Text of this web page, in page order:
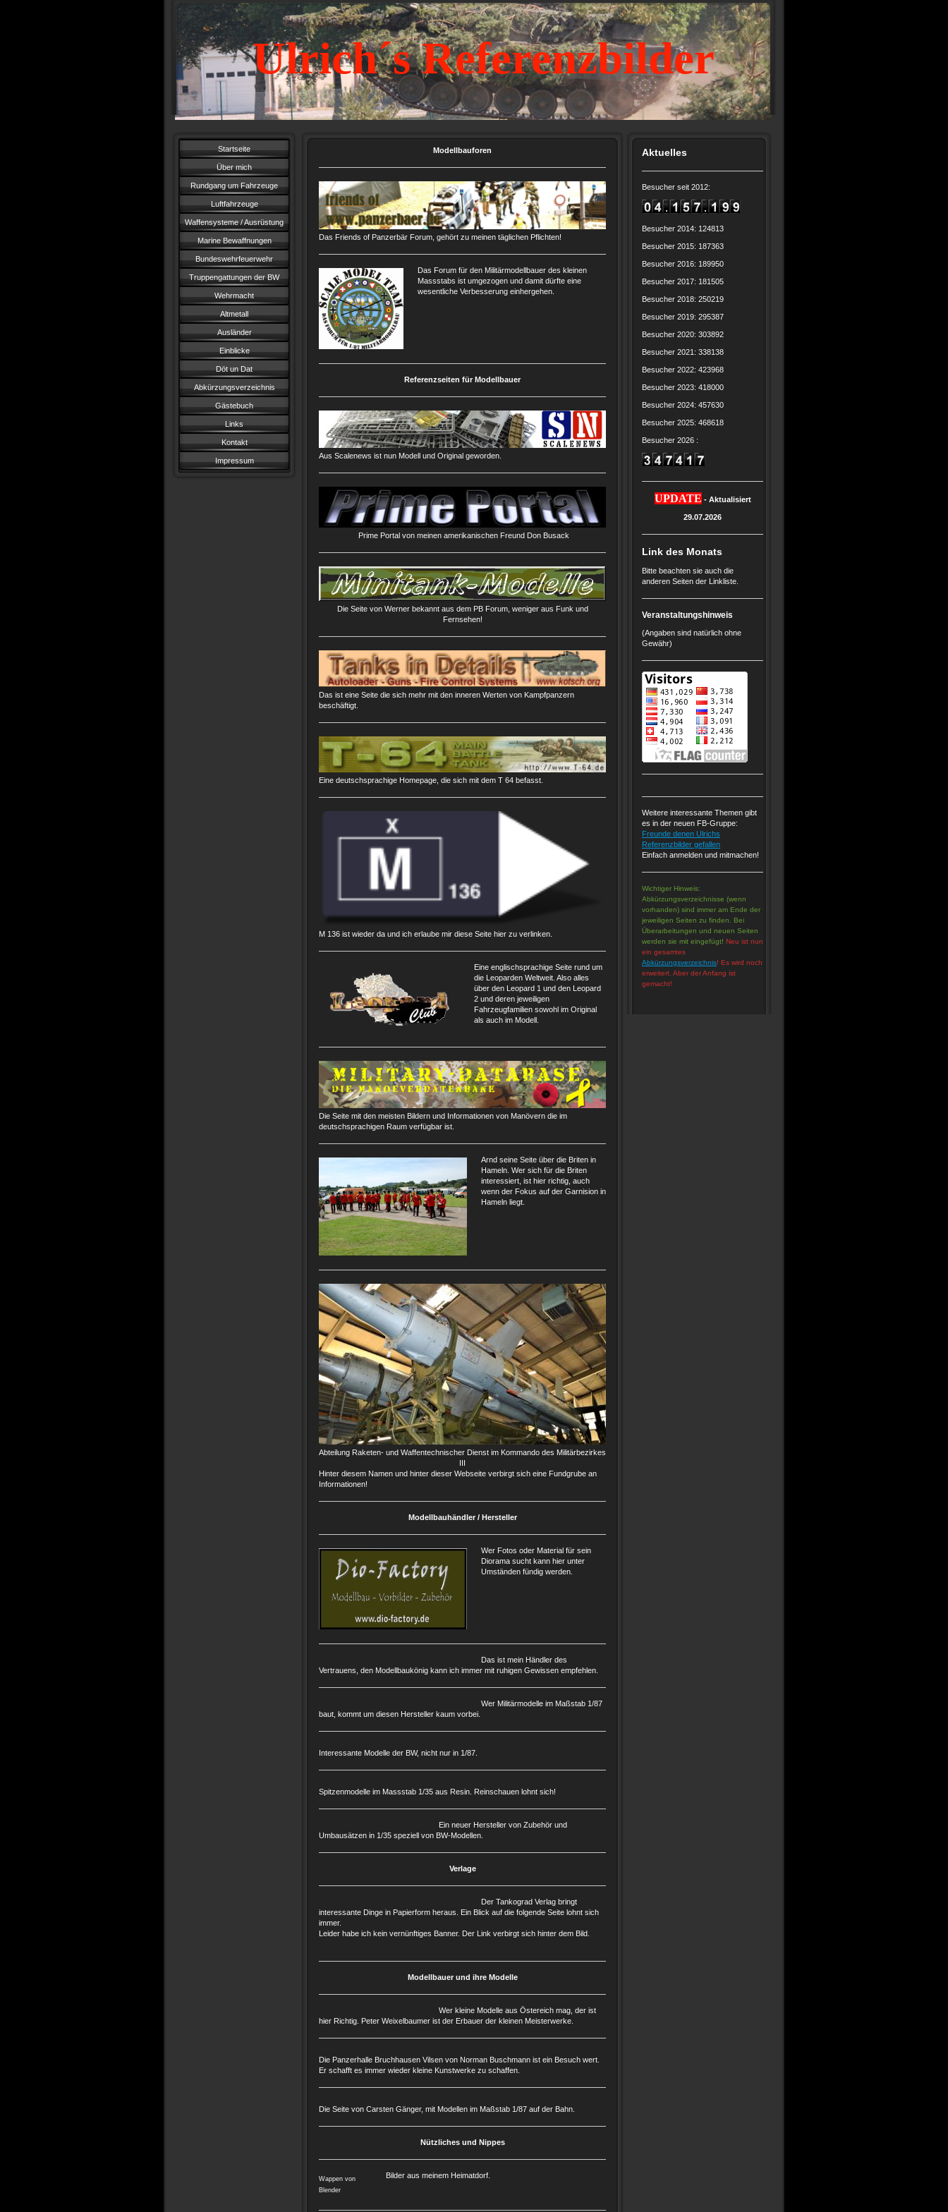
Ulrich´s Referenzbilder
Startseite
Über mich
Rundgang um Fahrzeuge
Luftfahrzeuge
Waffensysteme / Ausrüstung
Marine Bewaffnungen
Bundeswehrfeuerwehr
Truppengattungen der BW
Wehrmacht
Altmetall
Ausländer
Einblicke
Döt un Dat
Abkürzungsverzeichnis
Gästebuch
Links
Kontakt
Impressum
Modellbauforen
Das Friends of Panzerbär Forum, gehört zu meinen täglichen Pflichten!
Das Forum für den Militärmodellbauer des kleinen
Massstabs ist umgezogen und damit dürfte eine
wesentliche Verbesserung einhergehen.
Referenzseiten für Modellbauer
Aus Scalenews ist nun Modell und Original geworden.
Prime Portal von meinen amerikanischen Freund Don Busack
Die Seite von Werner bekannt aus dem PB Forum, weniger aus Funk und
Fernsehen!
Das ist eine Seite die sich mehr mit den inneren Werten von Kampfpanzern
beschäftigt.
Eine deutschsprachige Homepage, die sich mit dem T 64 befasst.
M 136 ist wieder da und ich erlaube mir diese Seite hier zu verlinken.
Eine englischsprachige Seite rund um
die Leoparden Weltweit. Also alles
über den Leopard 1 und den Leopard
2 und deren jeweiligen
Fahrzeugfamilien sowohl im Original
als auch im Modell.
Die Seite mit den meisten Bildern und Informationen von Manövern die im
deutschsprachigen Raum verfügbar ist.
Arnd seine Seite über die Briten in
Hameln. Wer sich für die Briten
interessiert, ist hier richtig, auch
wenn der Fokus auf der Garnision in
Hameln liegt.
Abteilung Raketen- und Waffentechnischer Dienst im Kommando des Militärbezirkes
III
Hinter diesem Namen und hinter dieser Webseite verbirgt sich eine Fundgrube an
Informationen!
Modellbauhändler / Hersteller
Wer Fotos oder Material für sein
Diorama sucht kann hier unter
Umständen fündig werden.
Das ist mein Händler des
Vertrauens, den Modellbaukönig kann ich immer mit ruhigen Gewissen empfehlen.
Wer Militärmodelle im Maßstab 1/87
baut, kommt um diesen Hersteller kaum vorbei.
Interessante Modelle der BW, nicht nur in 1/87.
Spitzenmodelle im Massstab 1/35 aus Resin. Reinschauen lohnt sich!
Ein neuer Hersteller von Zubehör und
Umbausätzen in 1/35 speziell von BW-Modellen.
Verlage
Der Tankograd Verlag bringt
interessante Dinge in Papierform heraus. Ein Blick auf die folgende Seite lohnt sich
immer.
Leider habe ich kein vernünftiges Banner. Der Link verbirgt sich hinter dem Bild.
Modellbauer und ihre Modelle
Wer kleine Modelle aus Östereich mag, der ist
hier Richtig. Peter Weixelbaumer ist der Erbauer der kleinen Meisterwerke.
Die Panzerhalle Bruchhausen Vilsen von Norman Buschmann ist ein Besuch wert.
Er schafft es immer wieder kleine Kunstwerke zu schaffen.
Die Seite von Carsten Gänger, mit Modellen im Maßstab 1/87 auf der Bahn.
Nützliches und Nippes
Wappen von
Blender
Bilder aus meinem Heimatdorf.
Aktuelles
Besucher seit 2012:
Besucher 2014: 124813
Besucher 2015: 187363
Besucher 2016: 189950
Besucher 2017: 181505
Besucher 2018: 250219
Besucher 2019: 295387
Besucher 2020: 303892
Besucher 2021: 338138
Besucher 2022: 423968
Besucher 2023: 418000
Besucher 2024: 457630
Besucher 2025: 468618
Besucher 2026 :
UPDATE - Aktualisiert
29.07.2026
Link des Monats
Bitte beachten sie auch die
anderen Seiten der Linkliste.
Veranstaltungshinweis
(Angaben sind natürlich ohne
Gewähr)
Weitere interessante Themen gibt
es in der neuen FB-Gruppe:
Freunde denen Ulrichs
Referenzbilder gefallen
Einfach anmelden und mitmachen!
Wichtiger Hinweis:
Abkürzungsverzeichnisse (wenn
vorhanden) sind immer am Ende der
jeweiligen Seiten zu finden. Bei
Überarbeitungen und neuen Seiten
werden sie mit eingefügt! Neu ist nun
ein gesamtes
Abkürzungsverzeichnis! Es wird noch
erweitert. Aber der Anfang ist
gemacht!